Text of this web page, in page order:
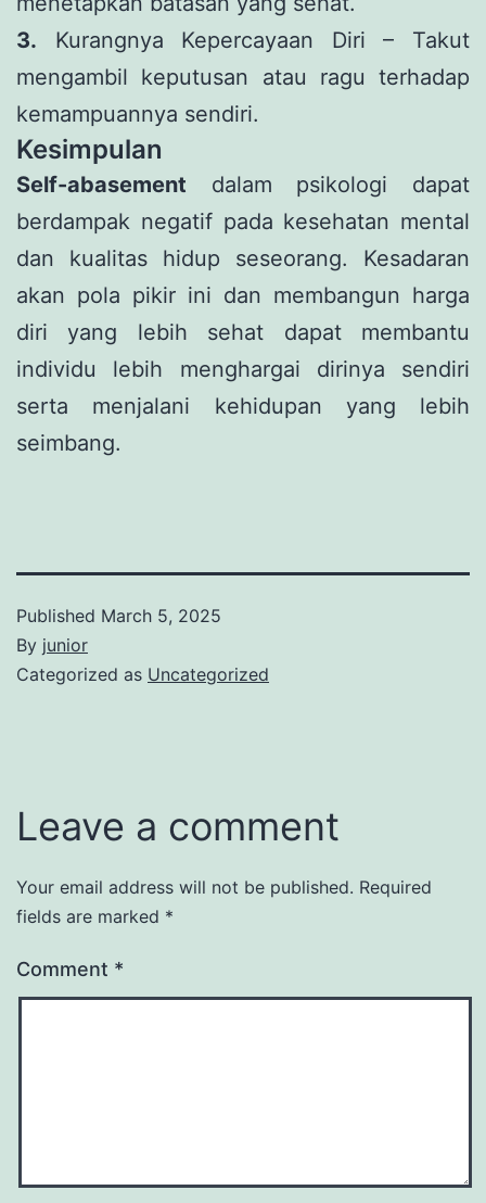
3. Kurangnya Kepercayaan Diri – Takut
mengambil keputusan atau ragu terhadap
kemampuannya sendiri.
Kesimpulan
Self-abasement dalam psikologi dapat
berdampak negatif pada kesehatan mental
dan kualitas hidup seseorang. Kesadaran
akan pola pikir ini dan membangun harga
diri yang lebih sehat dapat membantu
individu lebih menghargai dirinya sendiri
serta menjalani kehidupan yang lebih
seimbang.
Published March 5, 2025
By junior
Categorized as Uncategorized
Leave a comment
Your email address will not be published. Required
fields are marked *
Comment *